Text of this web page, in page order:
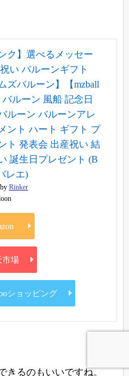
ク】選べるメッセー
い バルーンギフト
ズバルーン】【mzball
バルーン 風船 記念日
ルーン バルーンアレ
ント ハート ギフト プ
ト 発表会 出産祝い 結
誕生日プレゼント (B
レエ)
Rinker
市場
ショッピング
きるのもいいですね。